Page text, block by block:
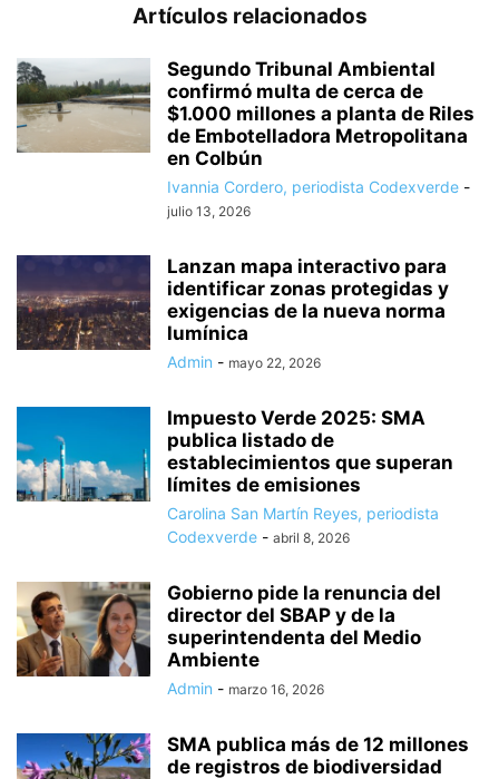
Artículos relacionados
Segundo Tribunal Ambiental
confirmó multa de cerca de
$1.000 millones a planta de Riles
de Embotelladora Metropolitana
en Colbún
Ivannia Cordero, periodista Codexverde -
julio 13, 2026
Lanzan mapa interactivo para
identificar zonas protegidas y
exigencias de la nueva norma
lumínica
Admin - mayo 22, 2026
Impuesto Verde 2025: SMA
publica listado de
establecimientos que superan
límites de emisiones
Carolina San Martín Reyes, periodista
Codexverde - abril 8, 2026
Gobierno pide la renuncia del
director del SBAP y de la
superintendenta del Medio
Ambiente
Admin - marzo 16, 2026
SMA publica más de 12 millones
de registros de biodiversidad